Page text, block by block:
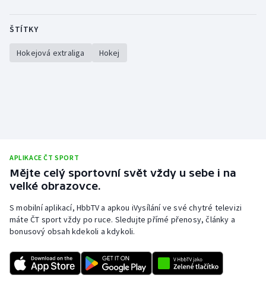
ŠTÍTKY
Hokejová extraliga Hokej
APLIKACE ČT SPORT
Mějte celý sportovní svět vždy u sebe i na
velké obrazovce.
S mobilní aplikací, HbbTV a apkou iVysílání ve své chytré televizi
máte ČT sport vždy po ruce. Sledujte přímé přenosy, články a
bonusový obsah kdekoli a kdykoli.